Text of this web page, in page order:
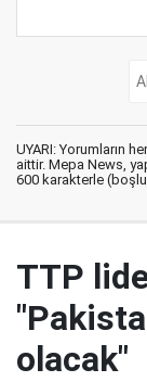
UYARI: Yorumların
aittir. Mepa News,
600 karakterle
TTP
olacak"